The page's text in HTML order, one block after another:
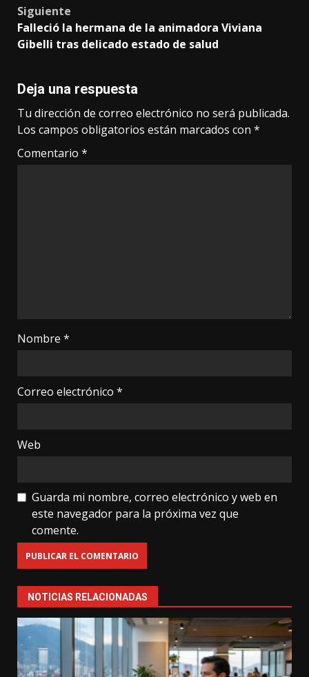
Siguiente
Falleció la hermana de la animadora Viviana
Gibelli tras delicado estado de salud
Deja una respuesta
Tu dirección de correo electrónico no será publicada.
Los campos obligatorios están marcados con *
Comentario *
Nombre *
Correo electrónico *
Web
Guarda mi nombre, correo electrónico y web en
este navegador para la próxima vez que
comente.
NOTICIAS RELACIONADAS